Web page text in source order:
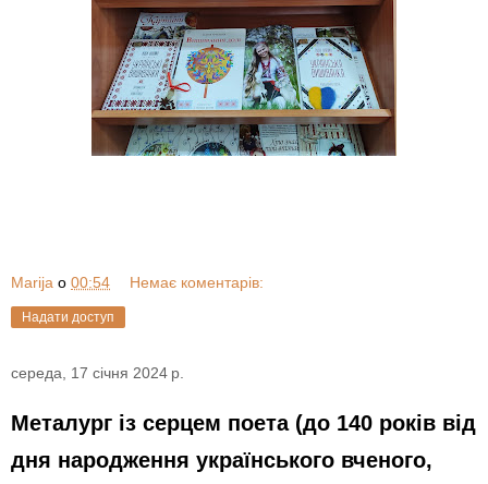
Marija о 00:54 Немає коментарів:
Надати доступ
середа, 17 січня 2024 р.
Металург із серцем поета (до 140 років від
дня народження українського вченого,